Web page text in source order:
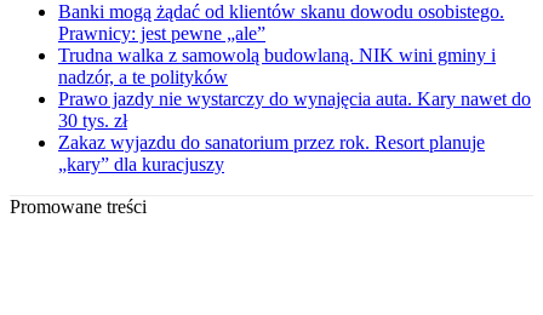
Banki mogą żądać od klientów skanu dowodu osobistego.
Prawnicy: jest pewne „ale”
Trudna walka z samowolą budowlaną. NIK wini gminy i
nadzór, a te polityków
Prawo jazdy nie wystarczy do wynajęcia auta. Kary nawet do
30 tys. zł
Zakaz wyjazdu do sanatorium przez rok. Resort planuje
„kary” dla kuracjuszy
Promowane treści